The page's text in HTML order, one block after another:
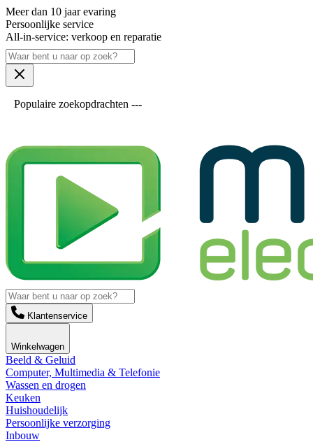
Meer dan 10 jaar evaring
Persoonlijke service
All-in-service: verkoop en reparatie
Populaire zoekopdrachten ---
Klantenservice
Winkelwagen
Beeld & Geluid
Computer, Multimedia & Telefonie
Wassen en drogen
Keuken
Huishoudelijk
Persoonlijke verzorging
Inbouw